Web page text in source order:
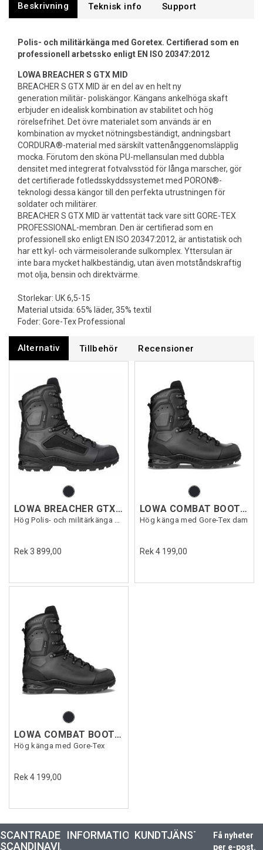
Beskrivning Support
Polis- och militärkänga med Goretex. Certifierad som en
professionell arbetssko enligt EN ISO 20347:2012
LOWA BREACHER S GTX MID
BREACHER S GTX MID är en del av en helt ny
generation militär- poliskängor. Kängans ankelhöga skaft
erbjuder en idealisk kombination av stabilitet och hög
rörelsefrihet. Det övre materialet som används är en
kombination av mycket nötningsbeständigt, andningsbart
CORDURA®-material med särskilt vattenånggenomsläpplig
mocka. Förutom den sköna PU-mellansulan med dubbla
densitet med integrerat fotvalvsstöd för långa marscher, gör
det certifierade fotledsskyddssystemet med PORON®-
teknologi dessa kängor till den perfekta utrustningen för
soldater och militärer.
BREACHER S GTX MID är vattentät tack vare sitt GORE-TEX
PROFESSIONAL-membran. Den är certifierad som en
professionell sko enligt EN ISO 20347:2012, är antistatisk och
har ett kyl- och värmeisolerande sulkomplex. Yttersulan är
inte bara mycket halkbeständig, utan även motståndskraftig
mot olja, bensin och direktvärme.
Storlekar: UK 6,5-15
Material utsida: 65% läder, 35% textil
Foder: Gore-Tex Professional
Alternativ Tillbehör Recensioner
LOWA BREACHER GTX HI
Hög Polis- och militärkänga med Gore-Tex
Rek 3 899,00
LOWA COMBAT BOOT MK2 GTX WS
Hög känga med Gore-Tex dam
Rek 4 199,00
LOWA COMBAT BOOT MK2 GTX
Hög känga med Gore-Tex
Rek 4 199,00
SCANTRADE
SCANDINAVIA
INFORMATIONKUNDTJÄNST
Få nyheter
per e-post.